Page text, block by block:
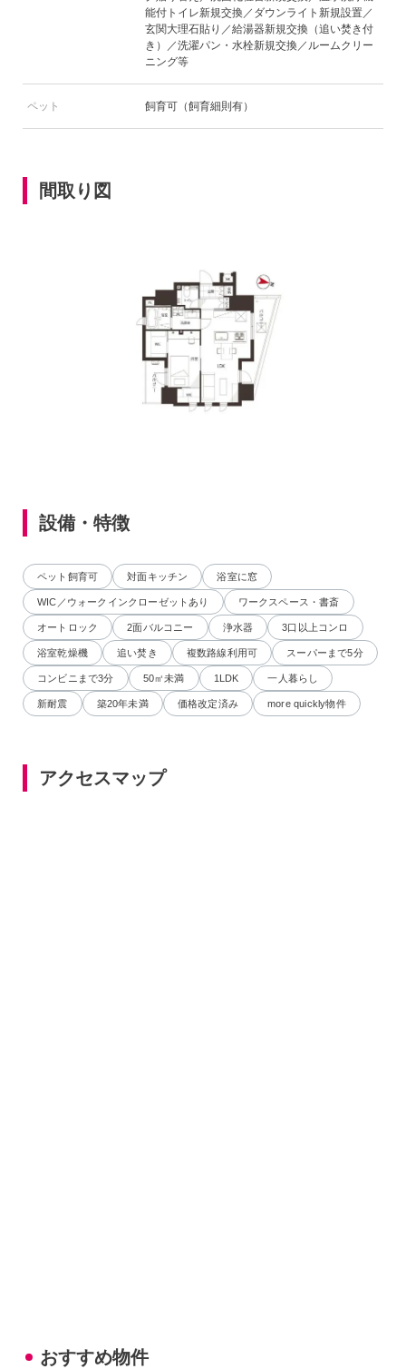
能付トイレ新規交換／ダウンライト新規設置／
玄関大理石貼り／給湯器新規交換（追い焚き付
き）／洗濯パン・水栓新規交換／ルームクリー
ニング等
ペット 飼育可（飼育細則有）
間取り図
設備・特徴
ペット飼育可 対面キッチン 浴室に窓
WIC／ウォークインクローゼットあり ワークスペース・書斎
オートロック 2面バルコニー 浄水器 3口以上コンロ
浴室乾燥機 追い焚き 複数路線利用可 スーパーまで5分
コンビニまで3分 50㎡未満 1LDK 一人暮らし
新耐震 築20年未満 価格改定済み more quickly物件
アクセスマップ
おすすめ物件